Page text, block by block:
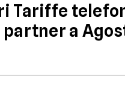
Tariffe
a